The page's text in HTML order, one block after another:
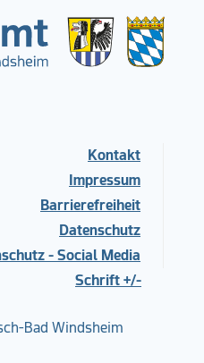
Kontakt
Impressum
Barrierefreiheit
Datenschutz
- Social Media
Schrift +/-
Bad Windsheim